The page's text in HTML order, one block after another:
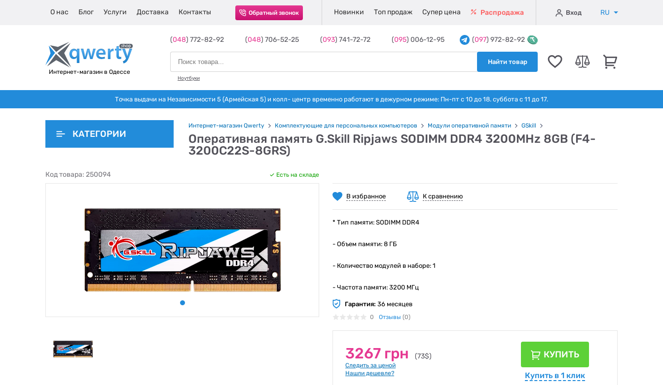
О нас Блог Услуги Доставка Контакты Обратный звонок Новинки Топ продаж Супер цена Распродажа Вход RU
Интернет-магазин в Одессе
(048) 772-82-92 (048) 706-52-25 (093) 741-72-72 (095) 006-12-95 (097) 972-82-92
Найти товар
Ноутбуки
Точка выдачи на Независимости 5 (Армейская 5) и колл- центр временно работают в дежурном режиме: Пн-пт с 10 до 18. суббота с 11 до 17.
КАТЕГОРИИ
Интернет-магазин Qwerty Комплектующие для персональных компьютеров Модули оперативной памяти GSkill
Оперативная память G.Skill Ripjaws SODIMM DDR4 3200MHz 8GB (F4-
3200C22S-8GRS)
Код товара: 250094 Есть на складе
В избранное К сравнению
* Тип памяти: SODIMM DDR4
- Объем памяти: 8 ГБ
- Количество модулей в наборе: 1
- Частота памяти: 3200 МГц
Гарантия: 36 месяцев
0 Отзывы (0)
3267 грн (73$)
Следить за ценой
Нашли дешевле?
КУПИТЬ
Купить в 1 клик